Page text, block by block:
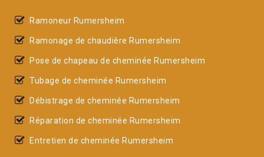
Ramoneur Rumersheim
Ramonage de chaudière Rumersheim
Pose de chapeau de cheminée Rumersheim
Tubage de cheminée Rumersheim
Débistrage de cheminée Rumersheim
Réparation de cheminée Rumersheim
Entretien de cheminée Rumersheim